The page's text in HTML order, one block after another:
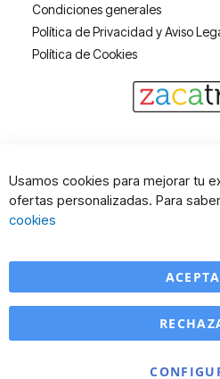
Condiciones generales
Política de Privacidad y Aviso
Política de Cookies
Usamos cookies para mejorar tu
ofertas personalizadas. Para
cookies